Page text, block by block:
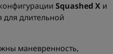
Squashed X и
для длительной
маневренность,